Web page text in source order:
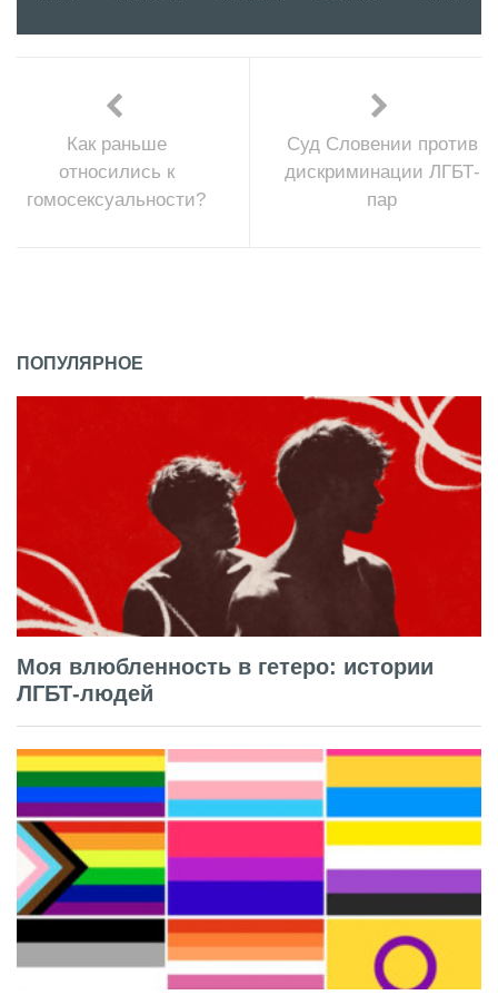
Как раньше
относились к
гомосексуальности?
Суд Словении против
дискриминации ЛГБТ-
пар
ПОПУЛЯРНОЕ
Моя влюбленность в гетеро: истории
ЛГБТ-людей